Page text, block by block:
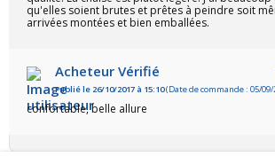
qu'elles soient brutes et prêtes à peindre soit
arrivées montées et bien emballées.
Acheteur Vérifié
Publié le 26/10/2017 à 15:10(Date de commande : 05/09/
confortable, belle allure